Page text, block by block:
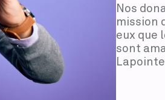
Nos
mission
eux que
sont